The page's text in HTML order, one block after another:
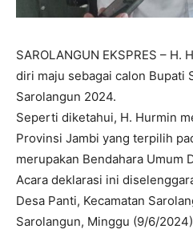
SAROLANGUN EKSPRES –
diri maju sebagai calon Bupati
Sarolangun 2024.
Seperti diketahui, H. Hurmin
Provinsi Jambi yang terpilih
merupakan Bendahara Umum
Acara deklarasi ini
Desa Panti, Kecamatan
Sarolangun, Minggu (9/6/